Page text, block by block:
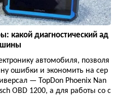
какой диагностический ад
автомобиля, позволя
ошибки и экономить на сер
— TopDon Phoenix Nan
OBD 1200, а для работы со с